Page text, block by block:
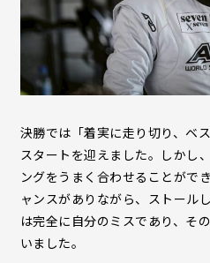
決勝では「着実に走り切り、ベ
スタートを迎えました。しかし
ングをうまく合わせることがで
ャンスがありながら、ストール
は完全に自分のミスであり、そ
いました。